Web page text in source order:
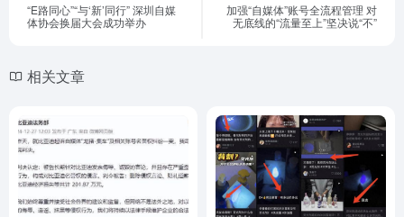
“E路同心”“与‘新’同行” 深圳自媒
体协会换届大会成功举办
加强“自媒体”账号全流程管理 对
无底线的“流量至上”坚决说“不”
相关文章